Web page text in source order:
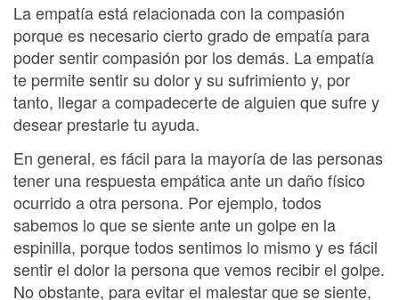
La empatía está relacionada con la compasión
porque es necesario cierto grado de empatía para
poder sentir compasión por los demás. La empatía
te permite sentir su dolor y su sufrimiento y, por
tanto, llegar a compadecerte de alguien que sufre y
desear prestarle tu ayuda.
En general, es fácil para la mayoría de las personas
tener una respuesta empática ante un daño físico
ocurrido a otra persona. Por ejemplo, todos
sabemos lo que se siente ante un golpe en la
espinilla, porque todos sentimos lo mismo y es fácil
sentir el dolor la persona que vemos recibir el golpe.
No obstante, para evitar el malestar que se siente,